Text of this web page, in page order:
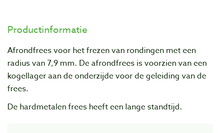
Productinformatie
Afrondfrees voor het frezen van rondingen met een
radius van 7,9 mm. De afrondfrees is voorzien van een
kogellager aan de onderzijde voor de geleiding van de
frees.
De hardmetalen frees heeft een lange standtijd.